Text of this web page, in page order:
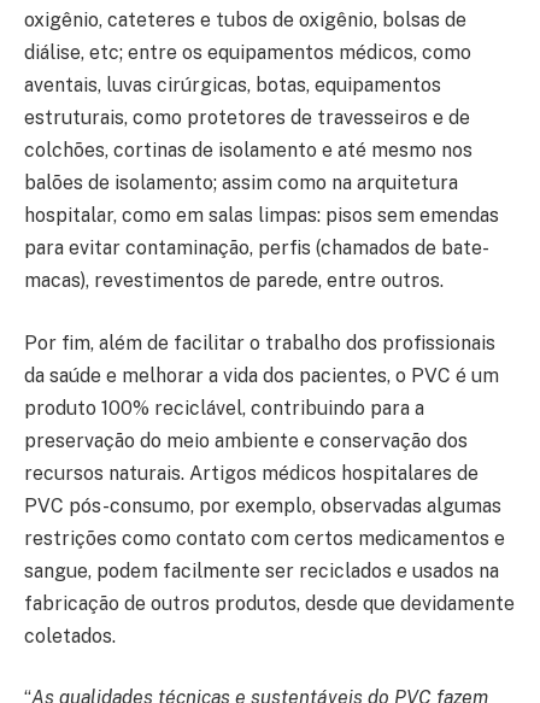
oxigênio, cateteres e tubos de oxigênio, bolsas de
diálise, etc; entre os equipamentos médicos, como
aventais, luvas cirúrgicas, botas, equipamentos
estruturais, como protetores de travesseiros e de
colchões, cortinas de isolamento e até mesmo nos
balões de isolamento; assim como na arquitetura
hospitalar, como em salas limpas: pisos sem emendas
para evitar contaminação, perfis (chamados de bate-
macas), revestimentos de parede, entre outros.
Por fim, além de facilitar o trabalho dos profissionais
da saúde e melhorar a vida dos pacientes, o PVC é um
produto 100% reciclável, contribuindo para a
preservação do meio ambiente e conservação dos
recursos naturais. Artigos médicos hospitalares de
PVC pós-consumo, por exemplo, observadas algumas
restrições como contato com certos medicamentos e
sangue, podem facilmente ser reciclados e usados na
fabricação de outros produtos, desde que devidamente
coletados.
“As qualidades técnicas e sustentáveis do PVC fazem